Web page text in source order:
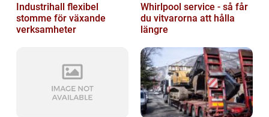
Industrihall flexibel
stomme för växande
verksamheter
Whirlpool service - så får
du vitvarorna att hålla
längre